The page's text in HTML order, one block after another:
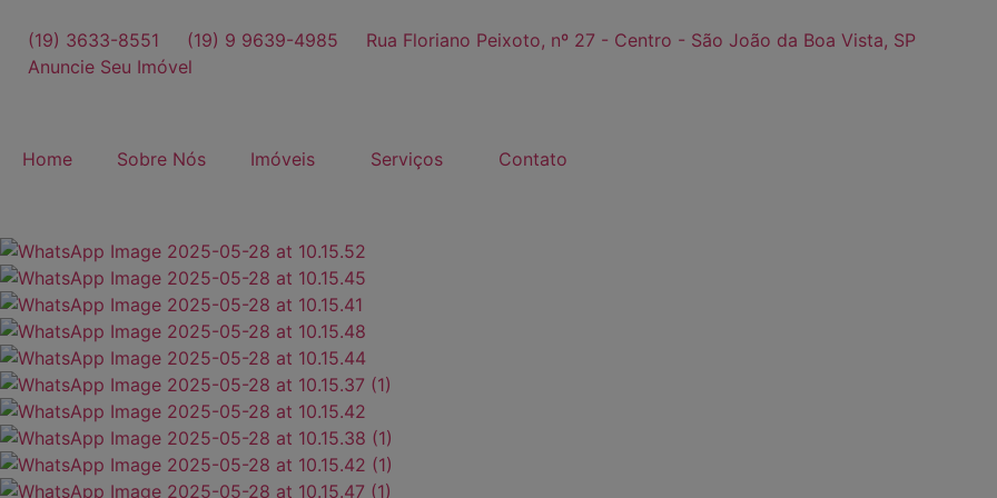
(19) 3633-8551 (19) 9 9639-4985
Rua Floriano Peixoto, nº 27 - Centro - São João da Boa Vista, SP
Anuncie Seu Imóvel
Home Sobre Nós Imóveis Serviços Contato